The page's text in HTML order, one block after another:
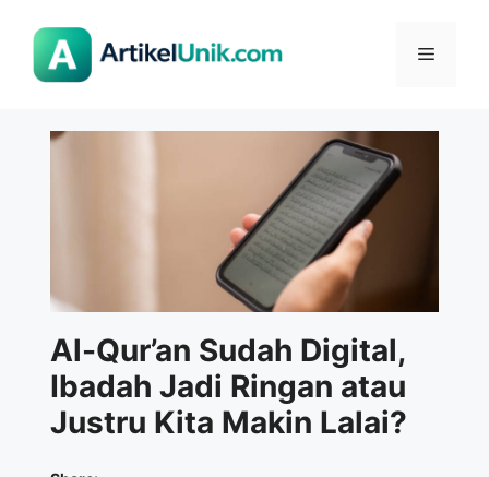
Menu
Al-Qur’an Sudah Digital,
Ibadah Jadi Ringan atau
Justru Kita Makin Lalai?